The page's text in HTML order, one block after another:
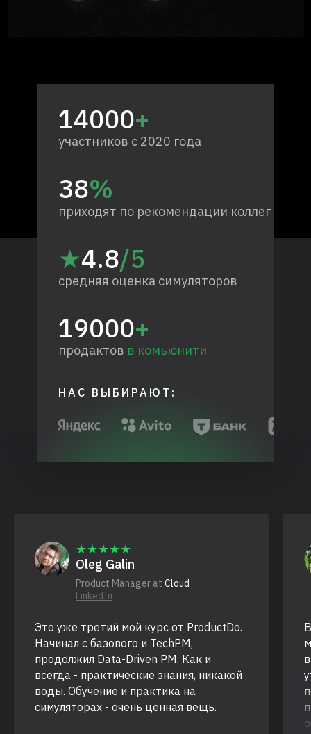
НАС ВЫБИРАЮТ:
14000+
38%
★4.8/5
участников с 2020 года
приходят по рекомендации коллег
средняя оценка симуляторов
19000+
продактов в комьюнити
★★★★★
Oleg Galin
Product Manager at Cloud
LinkedIn
Это уже третий мой курс от ProductDo.
Начинал с базового и TechPM,
продолжил Data-Driven PM. Как и
всегда - практические знания, никакой
воды. Обучение и практика на
симуляторах - очень ценная вещь.